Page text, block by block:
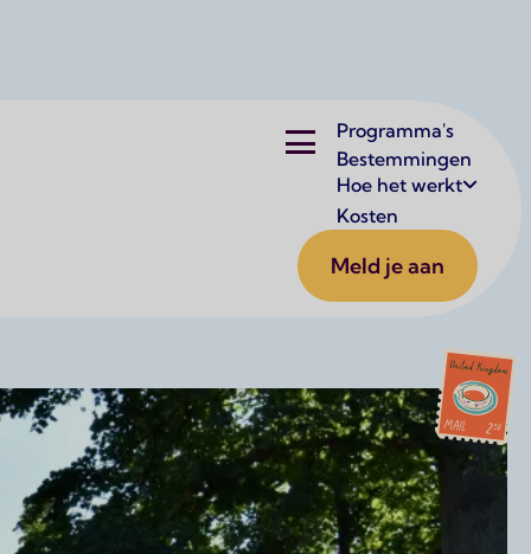
Hoofdnavigatie
Programma's
Bestemmingen
Hoe het werkt
Kosten
Meld je aan
High School-avontuur in Engeland de perfecte keuze.